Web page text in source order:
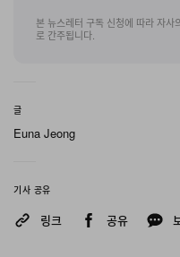
입 디자인까지 온라인에
협력자가 존재할 수 있다
현재 아디다스는 미국 영
과 부당이득 반환을 요구
본 뉴스레터 구독 신청에 따라 자사
로 간주됩니다.
글
Euna Jeong
기사 공유
링크 공유